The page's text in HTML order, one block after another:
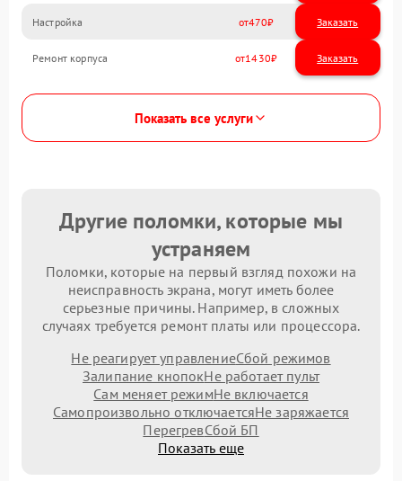
Настройка 470
Ремонт корпуса 1430
Показать все услуги
Другие поломки, которые мы
устраняем
Поломки, которые на первый взгляд похожи на
неисправность экрана, могут иметь более
серьезные причины. Например, в сложных
случаях требуется ремонт платы или процессора.
Не реагирует управлениеСбой режимов
Залипание кнопокНе работает пульт
Сам меняет режимНе включается
Самопроизвольно отключаетсяНе заряжается
ПерегревСбой БП
Показать еще